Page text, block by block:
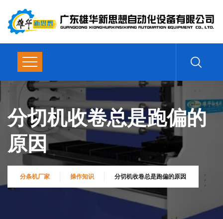
分切机收卷总是跑偏的
原因
分条机厂家 操作知识 分切机收卷总是跑偏的原因